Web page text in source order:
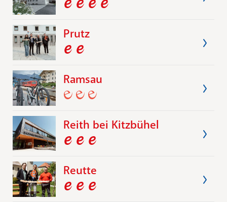
Prutz
Ramsau
Reith bei Kitzbühel
Reutte